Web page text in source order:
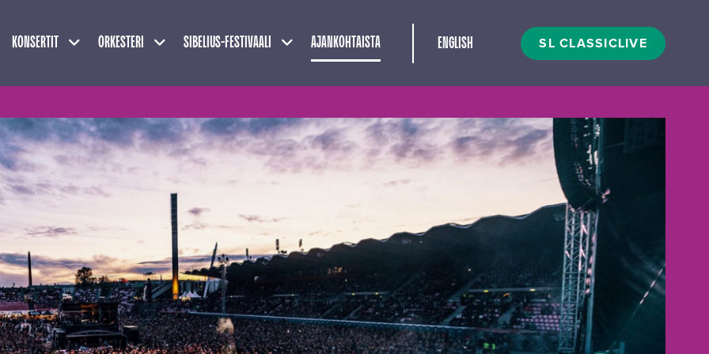
KONSERTIT Näytä alasivut
ORKESTERI Näytä alasivut
SIBELIUS-FESTIVAALI Näytä alasivut
AJANKOHTAISTA ENGLISH SL CLASSICLIVE